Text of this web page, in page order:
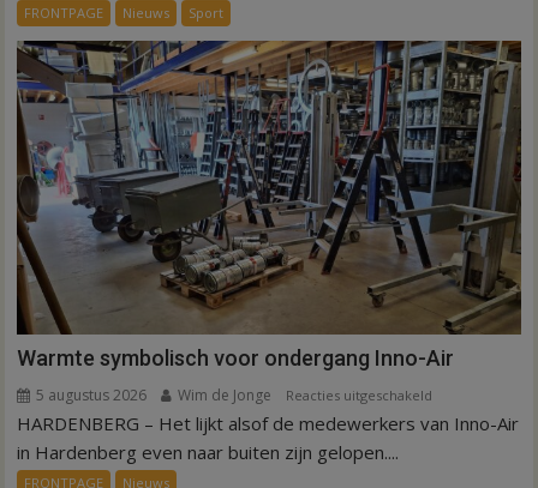
kunstgras
weg
in
Hardenberg
en
Sibculo
FRONTPAGE Nieuws Sport
Warmte symbolisch voor ondergang Inno-Air
5 augustus 2026 Wim de Jonge Reacties uitgeschakeld
Warmte
HARDENBERG – Het lijkt alsof de medewerkers van Inno-Air
in Hardenberg even naar buiten zijn gelopen....
FRONTPAGE Nieuws